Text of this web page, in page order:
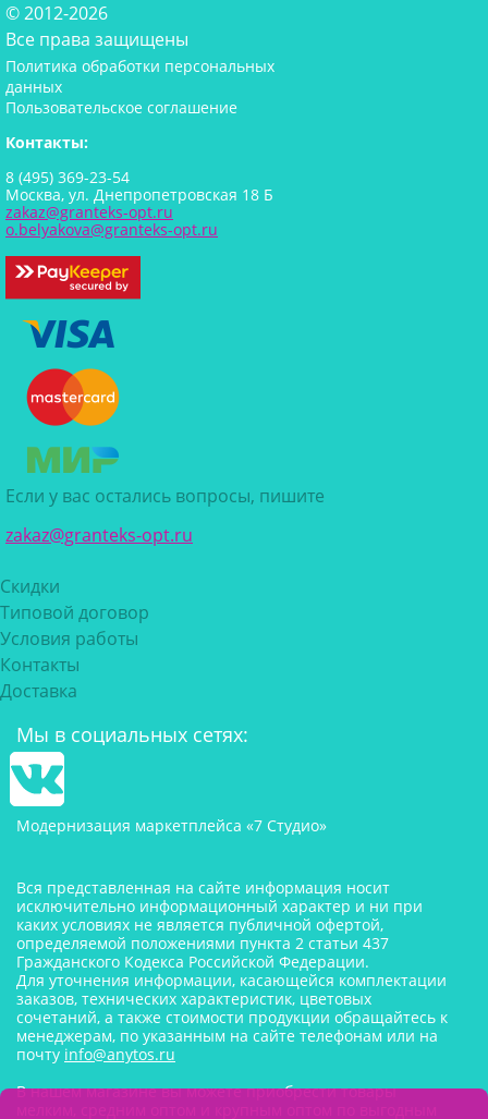
© 2012-2026
Все права защищены
Политика обработки персональных
данных
Пользовательское соглашение
Контакты:
8 (495) 369-23-54
Москва, ул. Днепропетровская 18 Б
zakaz@granteks-opt.ru
o.belyakova@granteks-opt.ru
Если у вас остались вопросы, пишите
zakaz@granteks-opt.ru
Скидки
Типовой договор
Условия работы
Контакты
Доставка
Мы в социальных сетях:
Модернизация маркетплейса «7 Студио»
Вся представленная на сайте информация носит
исключительно информационный характер и ни при
каких условиях не является публичной офертой,
определяемой положениями пункта 2 статьи 437
Гражданского Кодекса Российской Федерации.
Для уточнения информации, касающейся комплектации
заказов, технических характеристик, цветовых
сочетаний, а также стоимости продукции обращайтесь к
менеджерам, по указанным на сайте телефонам или на
почту info@anytos.ru
В нашем магазине вы можете приобрести товары